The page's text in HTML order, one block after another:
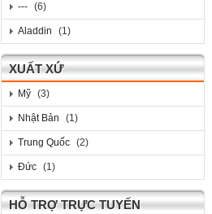
--- (6)
Aladdin (1)
XUẤT XỨ
Mỹ (3)
Nhật Bản (1)
Trung Quốc (2)
Đức (1)
HỖ TRỢ TRỰC TUYẾN